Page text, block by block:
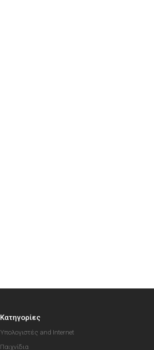
Κατηγορίες
Υπολογιστές and Internet
Παιχνίδια